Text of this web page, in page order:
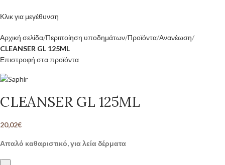
Κλικ για μεγέθυνση
Αρχική σελίδα Περιποίηση υποδημάτων Προϊόντα Ανανέωση
CLEANSER GL 125ML
Επιστροφή στα προϊόντα
CLEANSER GL 125ML
20,02€
Απαλό καθαριστικό, για λεία δέρματα